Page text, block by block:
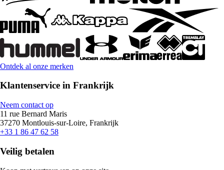
Ontdek al onze merken
Klantenservice in Frankrijk
Neem contact op
11 rue Bernard Maris
37270 Montlouis-sur-Loire, Frankrijk
+33 1 86 47 62 58
Veilig betalen